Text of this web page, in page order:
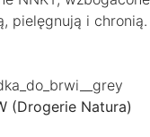
pielęgnują i chronią.
(Drogerie Natura)